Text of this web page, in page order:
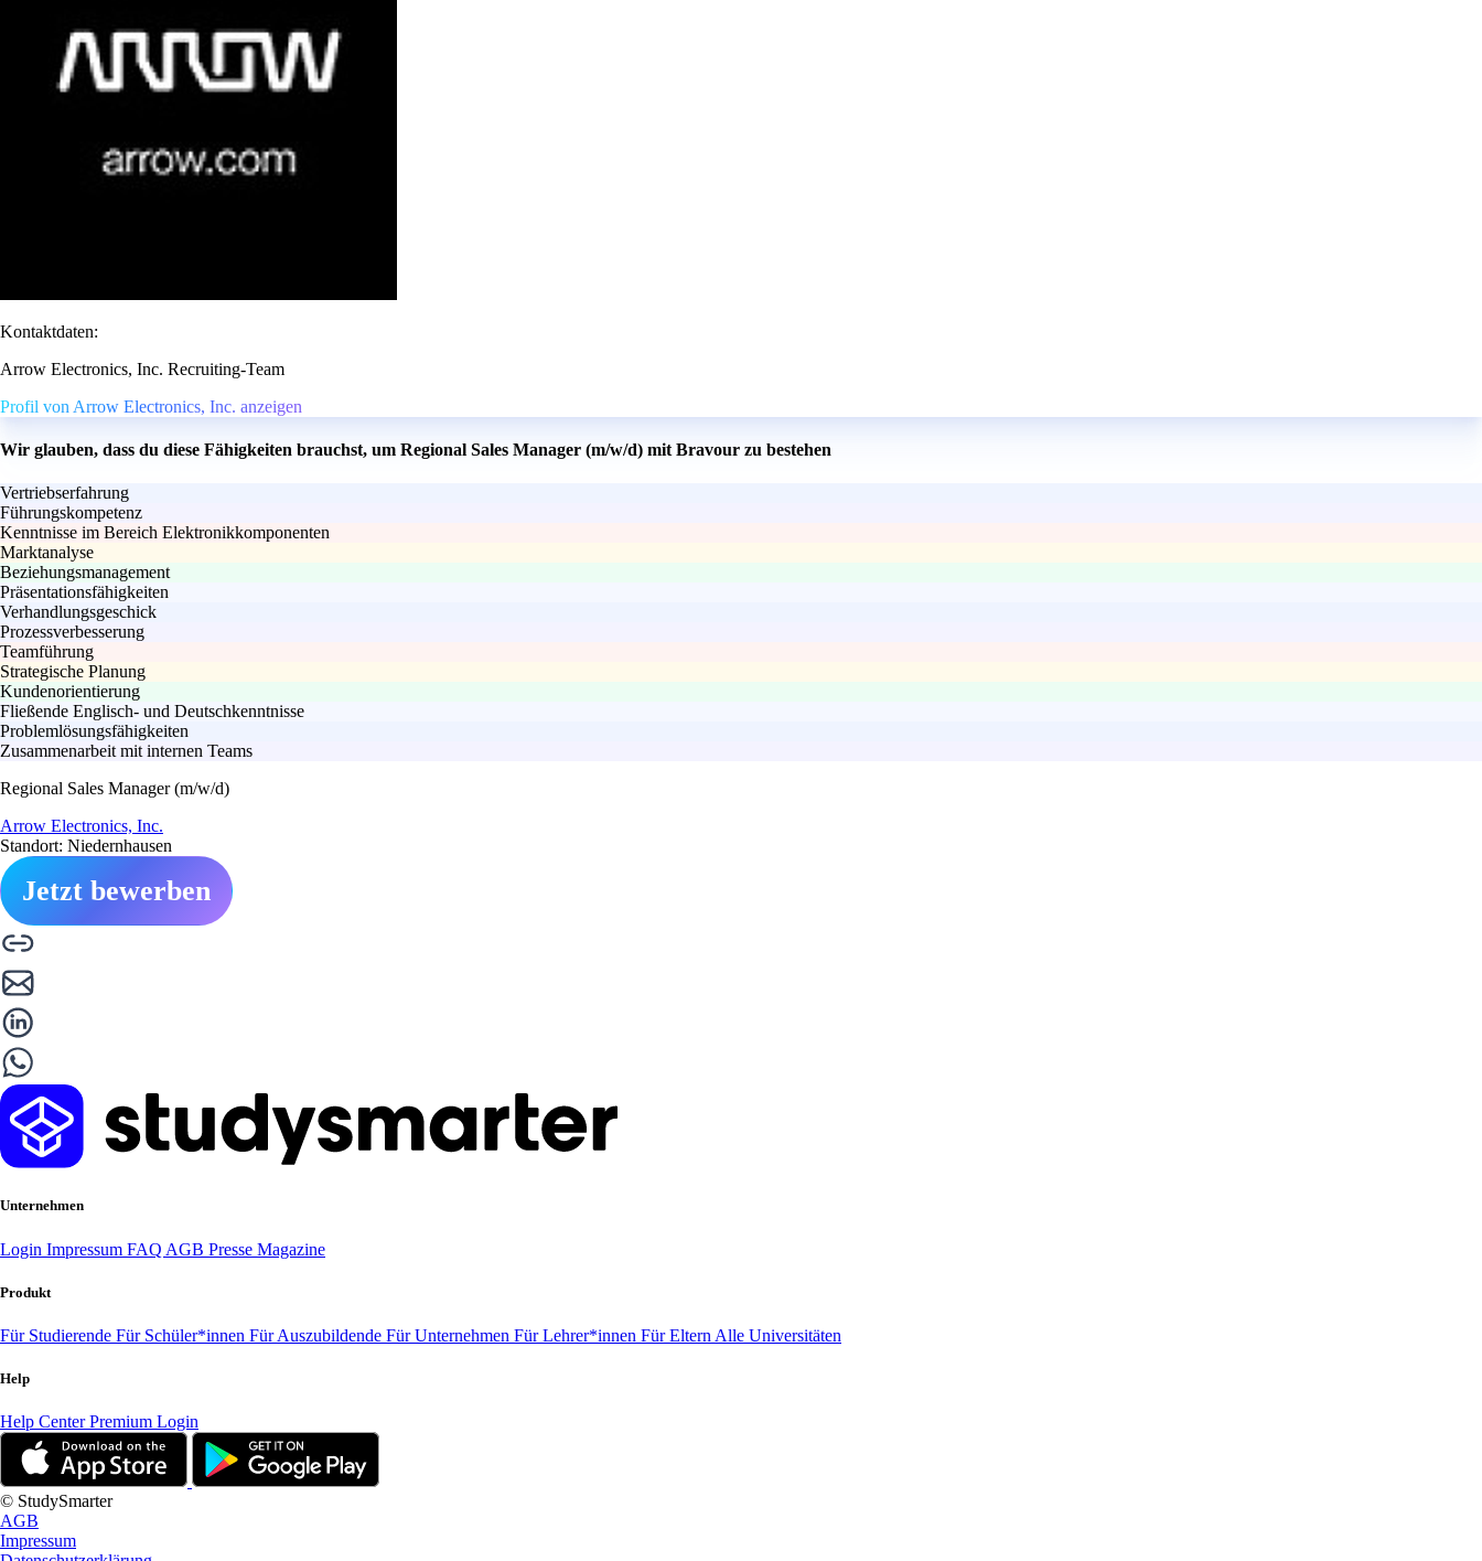
Kontaktdaten:
Arrow Electronics, Inc. Recruiting-Team
Profil von Arrow Electronics, Inc. anzeigen
Wir glauben, dass du diese Fähigkeiten brauchst, um Regional Sales Manager (m/w/d) mit Bravour zu bestehen
Vertriebserfahrung
Führungskompetenz
Kenntnisse im Bereich Elektronikkomponenten
Marktanalyse
Beziehungsmanagement
Präsentationsfähigkeiten
Verhandlungsgeschick
Prozessverbesserung
Teamführung
Strategische Planung
Kundenorientierung
Fließende Englisch- und Deutschkenntnisse
Problemlösungsfähigkeiten
Zusammenarbeit mit internen Teams
Regional Sales Manager (m/w/d)
Arrow Electronics, Inc.
Standort: Niedernhausen
Jetzt bewerben
Unternehmen
Login Impressum FAQ AGB Presse Magazine
Produkt
Für Studierende Für Schüler*innen Für Auszubildende Für Unternehmen Für Lehrer*innen Für Eltern Alle Universitäten
Help
Help CenterPremium Login
© StudySmarter
AGB
Impressum